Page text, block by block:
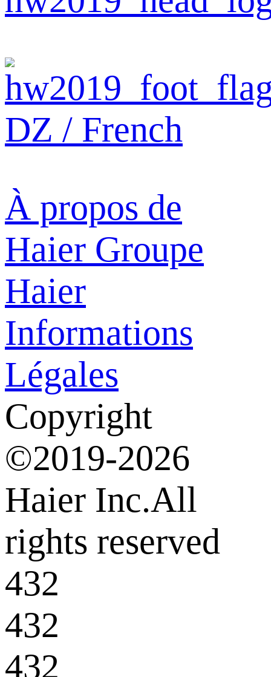
DZ / French
À propos de
Haier Groupe
Haier
Informations
Légales
Copyright
©2019-2026
Haier Inc.All
rights reserved
432
432
432